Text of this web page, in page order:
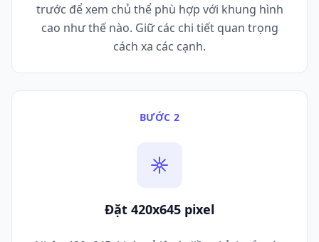
trước để xem chủ thể phù hợp với khung hình
cao như thế nào. Giữ các chi tiết quan trọng
cách xa các cạnh.
BƯỚC 2
Đặt 420x645 pixel